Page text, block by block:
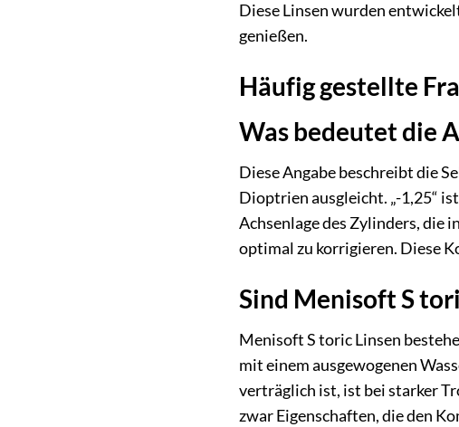
Diese Linsen wurden
genießen.
Häufig gestellte
Was bedeutet die
Diese Angabe beschreibt die
Dioptrien ausgleicht. „-1,25“
Achsenlage des Zylinders, die
optimal zu korrigieren. Diese
Sind Menisoft S
Menisoft S toric Linsen
mit einem ausgewogenen
verträglich ist, ist bei starker
zwar Eigenschaften, die den